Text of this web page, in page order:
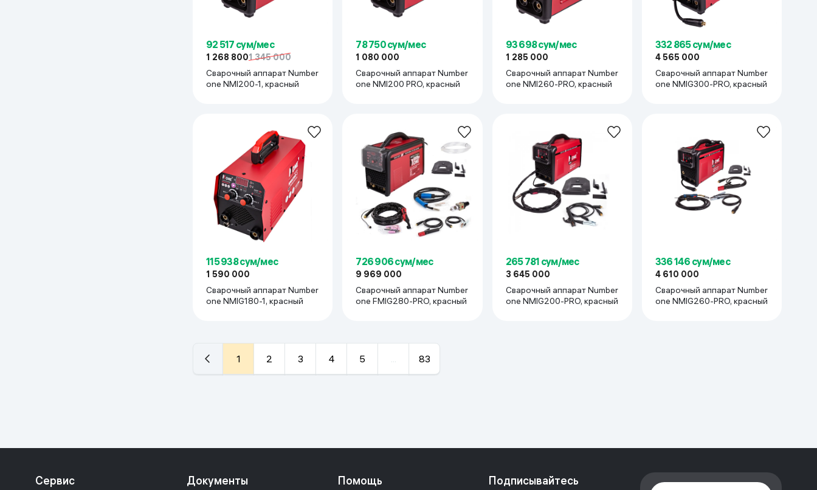
92 517 сум/мес
1 268 8001 345 000
Сварочный аппарат Number
one NMI200-1, красный
78 750 сум/мес
1 080 000
Сварочный аппарат Number
one NMI200 PRO, красный
93 698 сум/мес
1 285 000
Сварочный аппарат Number
one NMI260-PRO, красный
332 865 сум/мес
4 565 000
Сварочный аппарат Number
one NMIG300-PRO, красный
115 938 сум/мес
1 590 000
Сварочный аппарат Number
one NMIG180-1, красный
726 906 сум/мес
9 969 000
Сварочный аппарат Number
one FMIG280-PRO, красный
265 781 сум/мес
3 645 000
Сварочный аппарат Number
one NMIG200-PRO, красный
336 146 сум/мес
4 610 000
Сварочный аппарат Number
one NMIG260-PRO, красный
1 2 3 4 5 83
Сервис Документы Помощь Подписывайтесь